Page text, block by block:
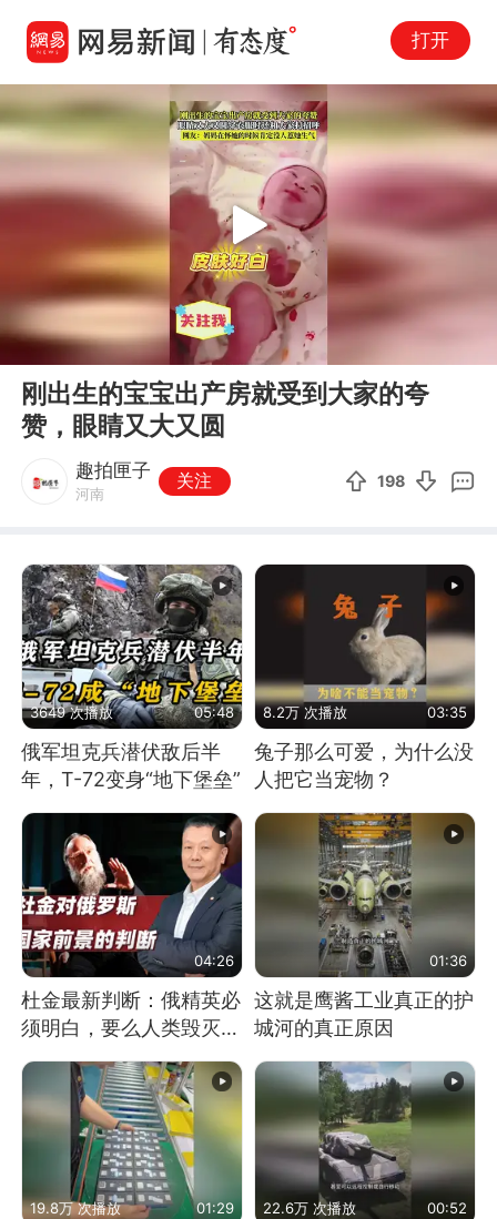
打开
00:00
Play
刚出生的宝宝出产房就受到大家的夸
赞，眼睛又大又圆
趣拍匣子
河南
关注 198
3649 次播放 05:48
俄军坦克兵潜伏敌后半
年，T-72变身“地下堡垒”
8.2万 次播放 03:35
兔子那么可爱，为什么没
人把它当宠物？
04:26
杜金最新判断：俄精英必
须明白，要么人类毁灭，
01:36
这就是鹰酱工业真正的护
城河的真正原因
19.8万 次播放 01:29 22.6万 次播放 00:52